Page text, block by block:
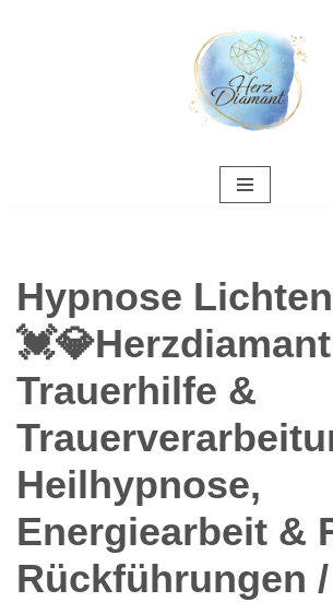
Hypnose
Trauerhilfe &
Heilhypnose,
Energiearbeit &
Rückführungen /